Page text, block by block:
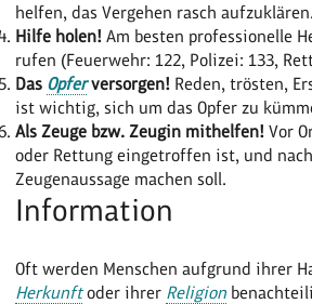
helfen, das Vergehen rasch aufzuklären.
Hilfe holen!Am besten professionelle
rufen (Feuerwehr: 122, Polizei: 133,
Das Opferversorgen! Reden, trösten,
ist wichtig, sich um das Opfer zu
Als Zeuge bzw. Zeugin mithelfen!Vor
oder Rettung eingetroffen ist, und
Zeugenaussage machen soll.
Information
Oft werden Menschen aufgrund ihrer
Herkunftoder ihrer Religion